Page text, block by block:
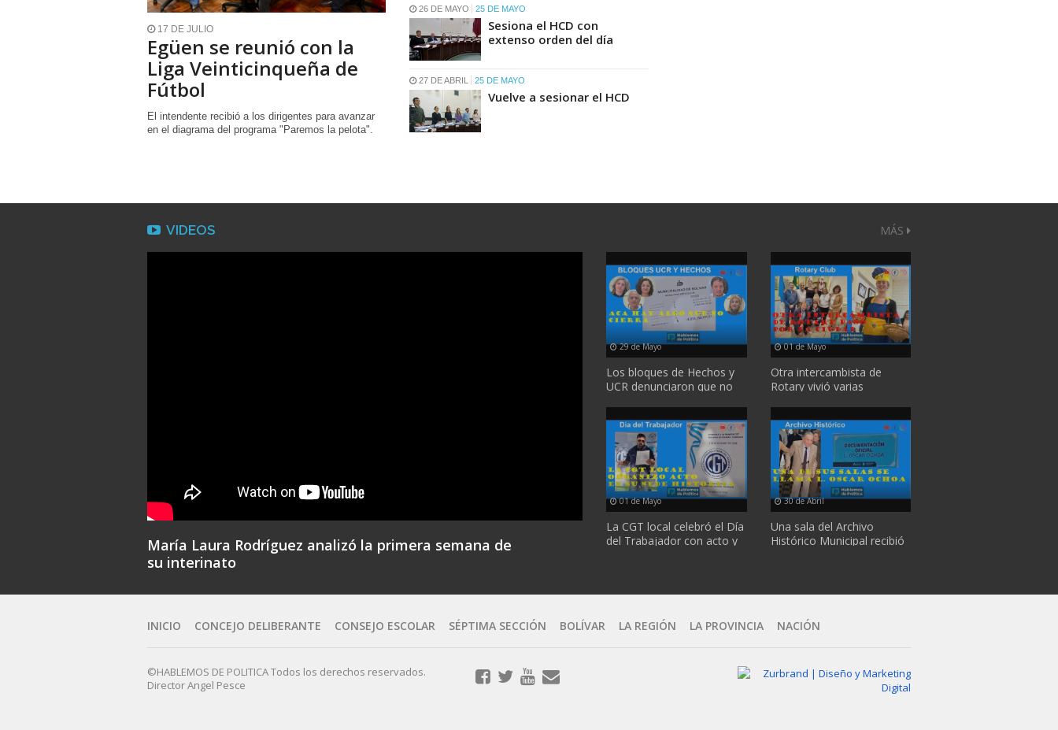
17 DE JULIO
Egüen se reunió con la
Liga Veinticinqueña de
Fútbol
El intendente recibió a los dirigentes para avanzar
en el diagrama del programa "Paremos la pelota".
26 DE MAYO 25 DE MAYO
Sesiona el HCD con
extenso orden del día
27 DE ABRIL 25 DE MAYO
Vuelve a sesionar el HCD
VIDEOS MÁS
María Laura Rodríguez analizó la primera semana de
su interinato
29 de Mayo
Los bloques de Hechos y
UCR denunciaron que no
01 de Mayo
Otra intercambista de
Rotary vivió varias
01 de Mayo
La CGT local celebró el Día
del Trabajador con acto y
30 de Abril
Una sala del Archivo
Histórico Municipal recibió
INICIO CONCEJO DELIBERANTE CONSEJO ESCOLAR SÉPTIMA SECCIÓN BOLÍVAR LA REGIÓN LA PROVINCIA NACIÓN
©HABLEMOS DE POLITICA Todos los derechos reservados.
Director Angel Pesce